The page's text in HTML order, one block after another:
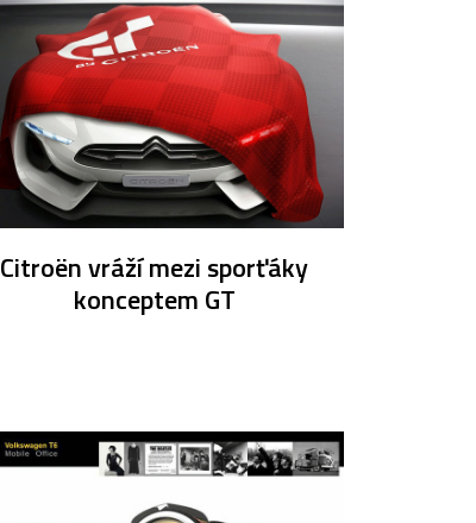
Citroën vráží mezi sporťáky
konceptem GT